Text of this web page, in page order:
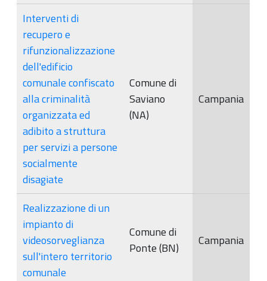
Interventi di
recupero e
rifunzionalizzazione
dell'edificio
comunale confiscato
alla criminalità
organizzata ed
adibito a struttura
per servizi a persone
socialmente
disagiate
Comune di
Saviano
(NA)
Campania
Realizzazione di un
impianto di
videosorveglianza
sull'intero territorio
comunale
Comune di
Ponte (BN)
Campania